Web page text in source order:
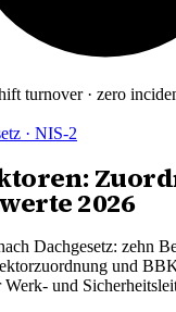
turnover · zero
· NIS-2
2026
Dachgesetz: zehn
und
und